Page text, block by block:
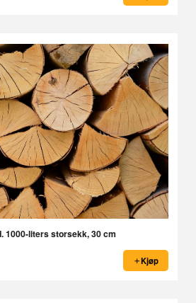
1000-liters storsekk, 30 cm
Kjøp